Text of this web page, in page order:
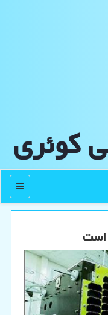
كوئری
منو